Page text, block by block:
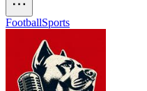
FootballSports